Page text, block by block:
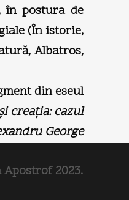
în postura de
(În istorie,
Albatros,
din eseul
creaţia: cazul
George
2023.